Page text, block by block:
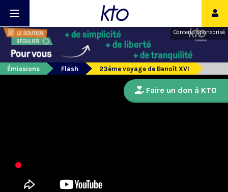
Contenu sponsorisé
Émissions Flash 23ème voyage de Benoît XVI
Faire un don à KTO